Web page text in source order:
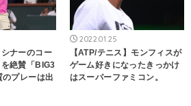
シナーのコー
絶賛「BIG3
のプレーは出
2022.01.25
【ATP/テニス】モンフィスが
ゲーム好きになったきっかけ
はスーパーファミコン。